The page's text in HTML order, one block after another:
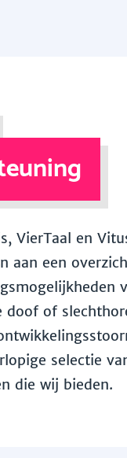
VierTaal en
aan een
doof of
selectie
die wij bieden.